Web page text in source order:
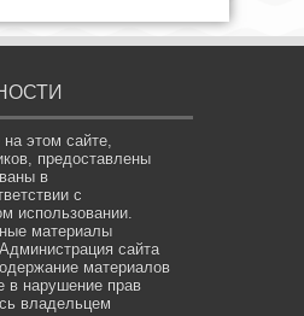
этом сайте,
предоставлены
в
с
использовании.
материалы
сайта
материалов
в нарушение прав
владельцем